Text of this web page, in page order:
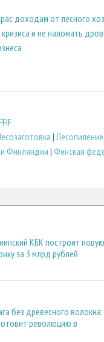
доходам от лесного
и не наломать
|Лесопиление
Финляндии | Финская
КБК построит новую
за 3 млрд рублей
без древесного волокна:
революцию в